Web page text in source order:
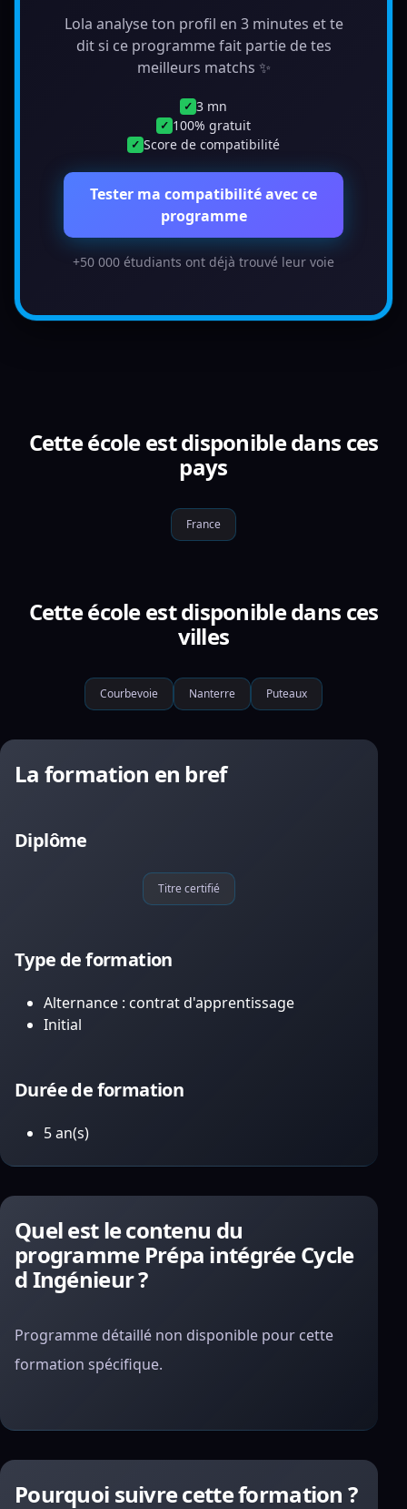
Lola analyse ton profil en 3 minutes et te
dit si ce programme fait partie de tes
meilleurs matchs ✨
✓ 3 mn
✓ 100% gratuit
✓ Score de compatibilité
Tester ma compatibilité avec ce
programme
+50 000 étudiants ont déjà trouvé leur voie
Cette école est disponible dans ces
pays
France
Cette école est disponible dans ces
villes
Courbevoie Nanterre Puteaux
La formation en bref
Diplôme
Titre certifié
Type de formation
Alternance : contrat d'apprentissage
Initial
Durée de formation
5 an(s)
Quel est le contenu du
programme Prépa intégrée Cycle
d Ingénieur ?
Programme détaillé non disponible pour cette
formation spécifique.
Pourquoi suivre cette formation ?